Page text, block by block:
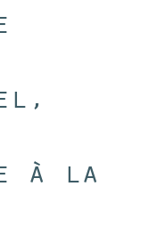
à la